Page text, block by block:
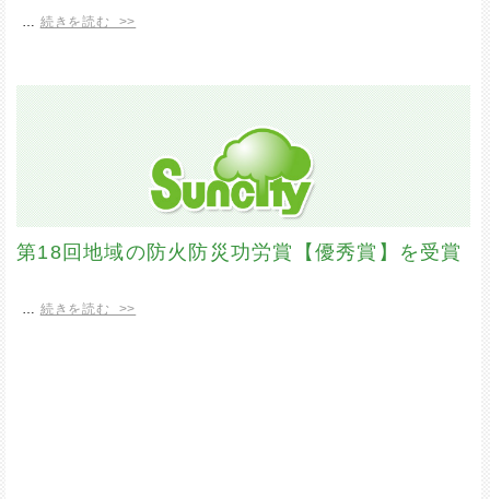
… 続きを読む >>
第18回地域の防火防災功労賞【優秀賞】を受賞
… 続きを読む >>